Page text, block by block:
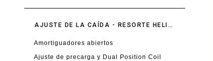
AJUSTE DE LA CAÍDA - RESORTE HELICOIDAL - SUSPENSIÓN DELANTERA
Amortiguadores abiertos
Ajuste de precarga y Dual Position Coil